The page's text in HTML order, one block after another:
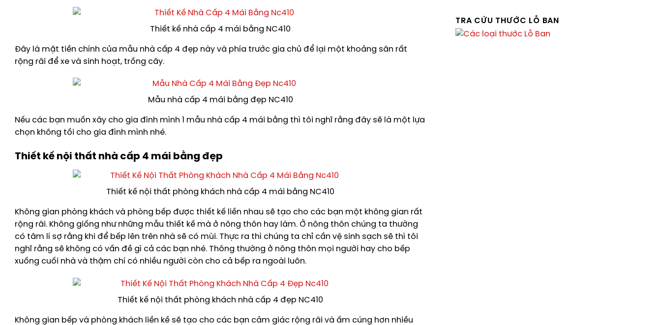
Thiết kế nhà cấp 4 mái bằng NC410
Đây là mặt tiền chính của mẫu nhà cấp 4 đẹp này và phía trước gia chủ để lại một khoảng sân rất
rộng rãi để xe và sinh hoạt, trồng cây.
Mẫu nhà cấp 4 mái bằng đẹp NC410
Nếu các bạn muốn xây cho gia đình mình 1 mẫu nhà cấp 4 mái bằng thì tôi nghĩ rằng đây sẽ là một lựa
chọn không tồi cho gia đình mình nhé.
Thiết kế nội thất nhà cấp 4 mái bằng đẹp
Thiết kế nội thất phòng khách nhà cấp 4 mái bằng NC410
Không gian phòng khách và phòng bếp được thiết kế liền nhau sẽ tạo cho các bạn một không gian rất
rộng rãi. Không giống như những mẫu thiết kế mà ở nông thôn hay làm. Ở nông thôn chúng ta thường
có tâm lí sợ rằng khi để bếp lên trên nhà sẽ có mùi. Thực ra thì chúng ta chỉ cần vệ sinh sạch sẽ thì tôi
nghĩ rằng sẽ không có vấn đề gì cả các bạn nhé. Thông thường ở nông thôn mọi người hay cho bếp
xuống cuối nhà và thậm chí có nhiều người còn cho cả bếp ra ngoài luôn.
Thiết kế nội thất phòng khách nhà cấp 4 đẹp NC410
Không gian bếp và phòng khách liền kề sẽ tạo cho các bạn cảm giác rộng rãi và ấm cúng hơn nhiều
Thúy
gia
TRA CỨU THƯỚC LỖ BAN